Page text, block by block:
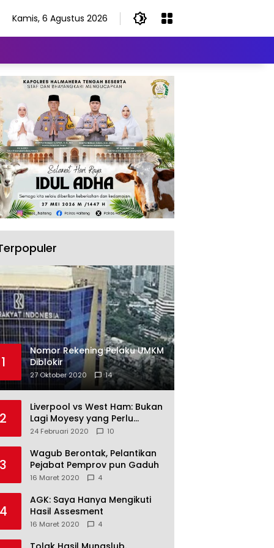
Kamis, 6 Agustus 2026
1
Nomor Rekening Pelaku UMKM
Diblokir
27 Oktober 2020 14
2
Liverpool vs West Ham: Bukan
Lagi Moyesy yang Perlu
Ditakuti
24 Februari 2020 10
3
Wagub Berontak, Pelantikan
Pejabat Pemprov pun Gaduh
16 Maret 2020 4
4
AGK: Saya Hanya Mengikuti
Hasil Assesment
16 Maret 2020 4